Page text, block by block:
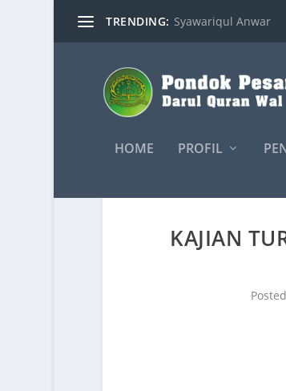
TRENDING: Syawariqul Anwar
HOME PROFIL
KAJIAN